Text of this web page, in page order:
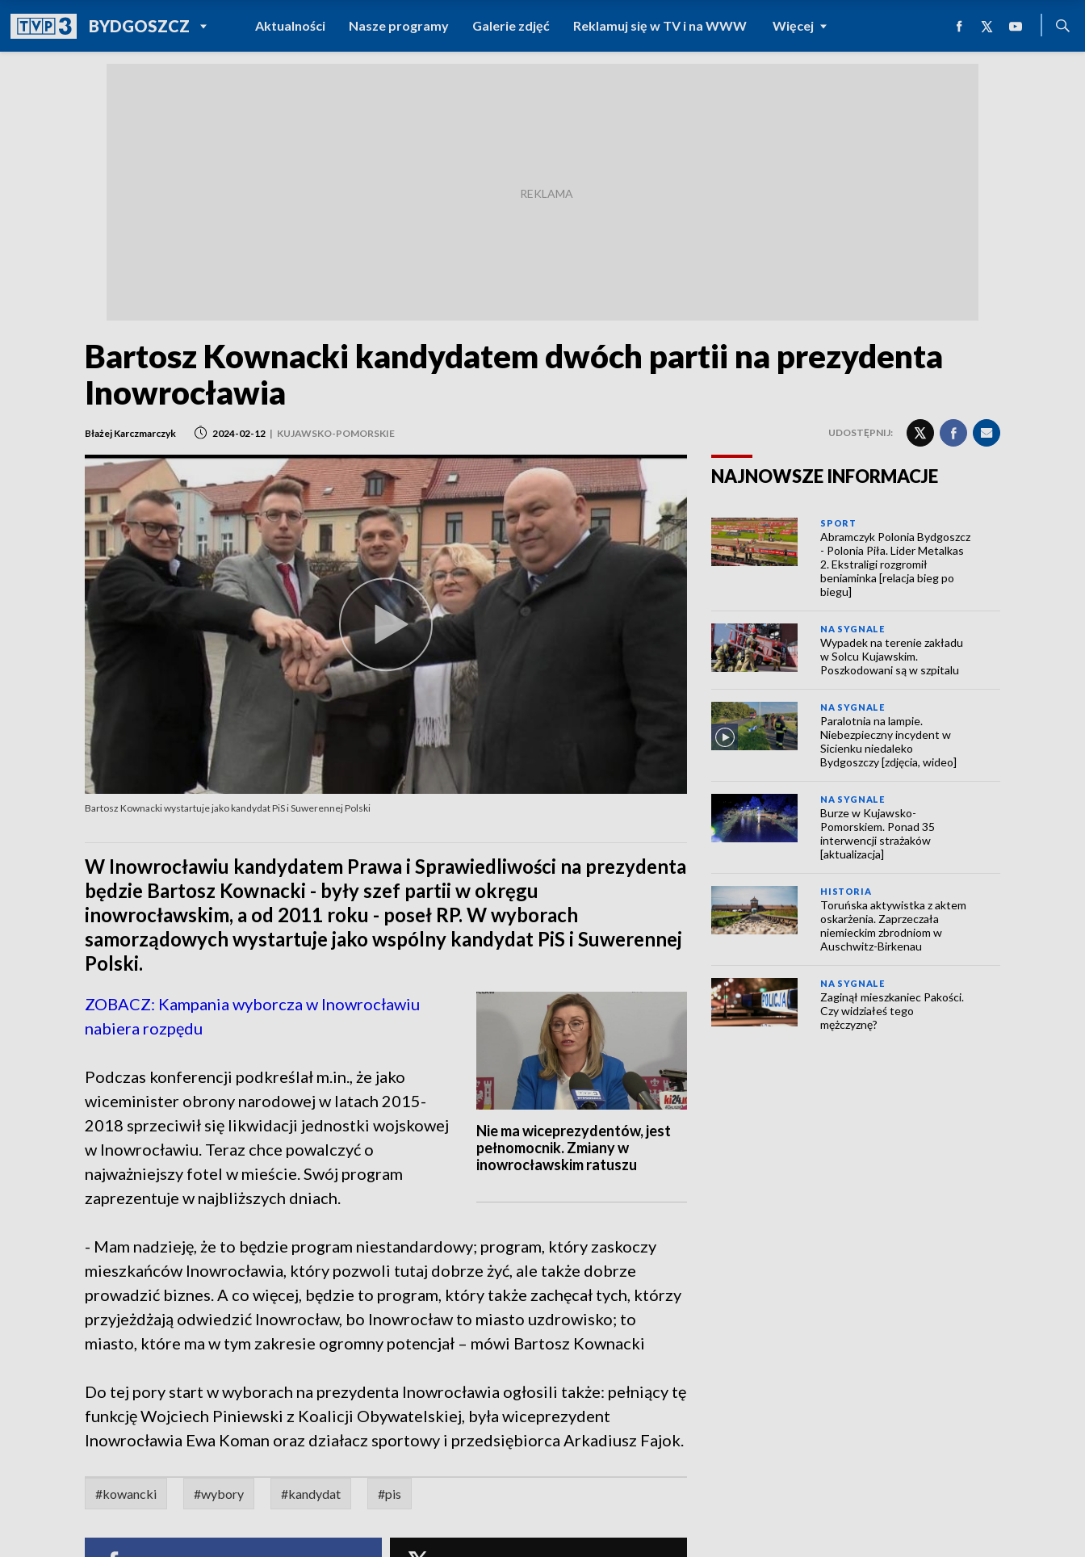
BYDGOSZCZPOWRÓT DO
TVP REGIONY
Aktualności Nasze programy Galerie zdjęć Reklamuj się w TV i na WWW Więcej
Bartosz Kownacki kandydatem dwóch partii na prezydenta
Inowrocławia
Błażej Karczmarczyk 2024-02-12 | KUJAWSKO-POMORSKIE UDOSTĘPNIJ:
Bartosz Kownacki wystartuje jako kandydat PiS i Suwerennej Polski
W Inowrocławiu kandydatem Prawa i Sprawiedliwości na prezydenta
będzie Bartosz Kownacki - były szef partii w okręgu
inowrocławskim, a od 2011 roku - poseł RP. W wyborach
samorządowych wystartuje jako wspólny kandydat PiS i Suwerennej
Polski.
Nie ma wiceprezydentów, jest
pełnomocnik. Zmiany w
inowrocławskim ratuszu
ZOBACZ: Kampania wyborcza w Inowrocławiu
nabiera rozpędu
Podczas konferencji podkreślał m.in., że jako
wiceminister obrony narodowej w latach 2015-
2018 sprzeciwił się likwidacji jednostki wojskowej
w Inowrocławiu. Teraz chce powalczyć o
najważniejszy fotel w mieście. Swój program
zaprezentuje w najbliższych dniach.
- Mam nadzieję, że to będzie program niestandardowy; program, który zaskoczy
mieszkańców Inowrocławia, który pozwoli tutaj dobrze żyć, ale także dobrze
prowadzić biznes. A co więcej, będzie to program, który także zachęcał tych, którzy
przyjeżdżają odwiedzić Inowrocław, bo Inowrocław to miasto uzdrowisko; to
miasto, które ma w tym zakresie ogromny potencjał – mówi Bartosz Kownacki
Do tej pory start w wyborach na prezydenta Inowrocławia ogłosili także: pełniący tę
funkcję Wojciech Piniewski z Koalicji Obywatelskiej, była wiceprezydent
Inowrocławia Ewa Koman oraz działacz sportowy i przedsiębiorca Arkadiusz Fajok.
#kowancki #wybory #kandydat #pis
NAJNOWSZE INFORMACJE
SPORT
Abramczyk Polonia Bydgoszcz
- Polonia Piła. Lider Metalkas
2. Ekstraligi rozgromił
beniaminka [relacja bieg po
biegu]
NA SYGNALE
Wypadek na terenie zakładu
w Solcu Kujawskim.
Poszkodowani są w szpitalu
NA SYGNALE
Paralotnia na lampie.
Niebezpieczny incydent w
Sicienku niedaleko
Bydgoszczy [zdjęcia, wideo]
NA SYGNALE
Burze w Kujawsko-
Pomorskiem. Ponad 35
interwencji strażaków
[aktualizacja]
HISTORIA
Toruńska aktywistka z aktem
oskarżenia. Zaprzeczała
niemieckim zbrodniom w
Auschwitz-Birkenau
NA SYGNALE
Zaginął mieszkaniec Pakości.
Czy widziałeś tego
mężczyznę?